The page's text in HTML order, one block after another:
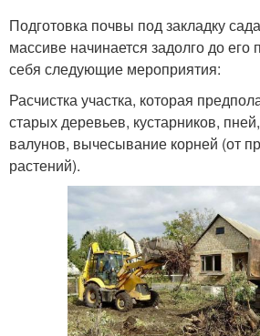
Подготовка почвы под закладку
массиве начинается задолго до его
себя следующие мероприятия:
Расчистка участка, которая
старых деревьев, кустарников,
валунов, вычесывание корней (от
растений).